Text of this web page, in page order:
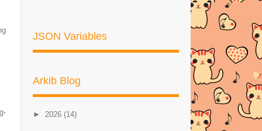
JSON Variables
Arkib Blog
► 2026 (14)